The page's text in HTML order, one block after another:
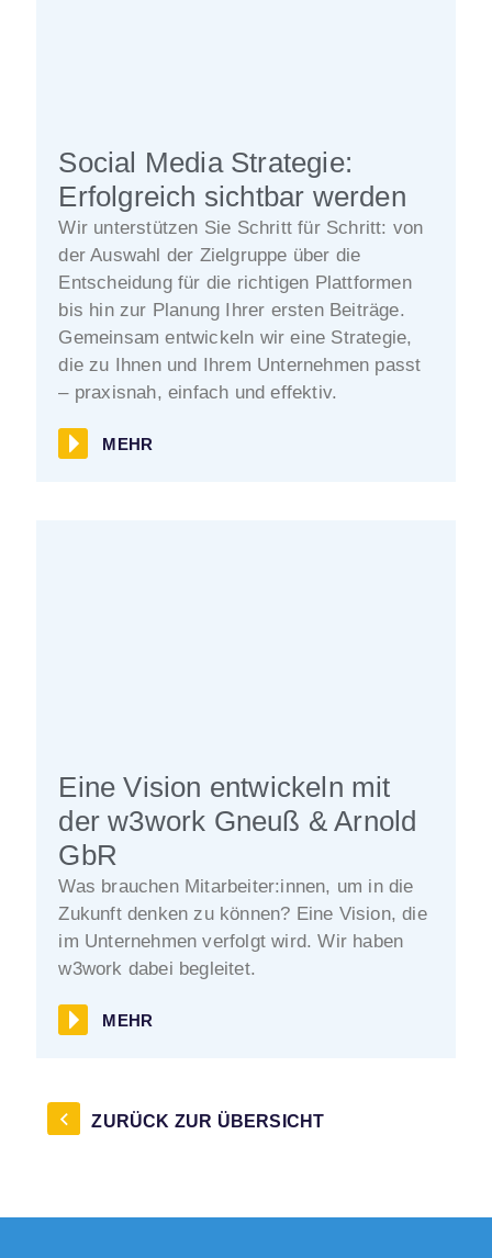
Social Media Strategie:
Erfolgreich sichtbar werden
Wir unterstützen Sie Schritt für Schritt: von
der Auswahl der Zielgruppe über die
Entscheidung für die richtigen Plattformen
bis hin zur Planung Ihrer ersten Beiträge.
Gemeinsam entwickeln wir eine Strategie,
die zu Ihnen und Ihrem Unternehmen passt
– praxisnah, einfach und effektiv.
MEHR
Eine Vision entwickeln mit
der w3work Gneuß & Arnold
GbR
Was brauchen Mitarbeiter:innen, um in die
Zukunft denken zu können? Eine Vision, die
im Unternehmen verfolgt wird. Wir haben
w3work dabei begleitet.
MEHR
ZURÜCK ZUR ÜBERSICHT